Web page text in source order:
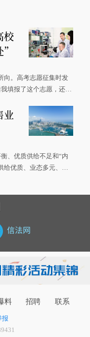
校
”
向。高考志愿征集时发
填报了这个志愿，还真
通知书。
业
、优质供给不足和“内
给优质、业态多元、智
料 招聘 联系
报